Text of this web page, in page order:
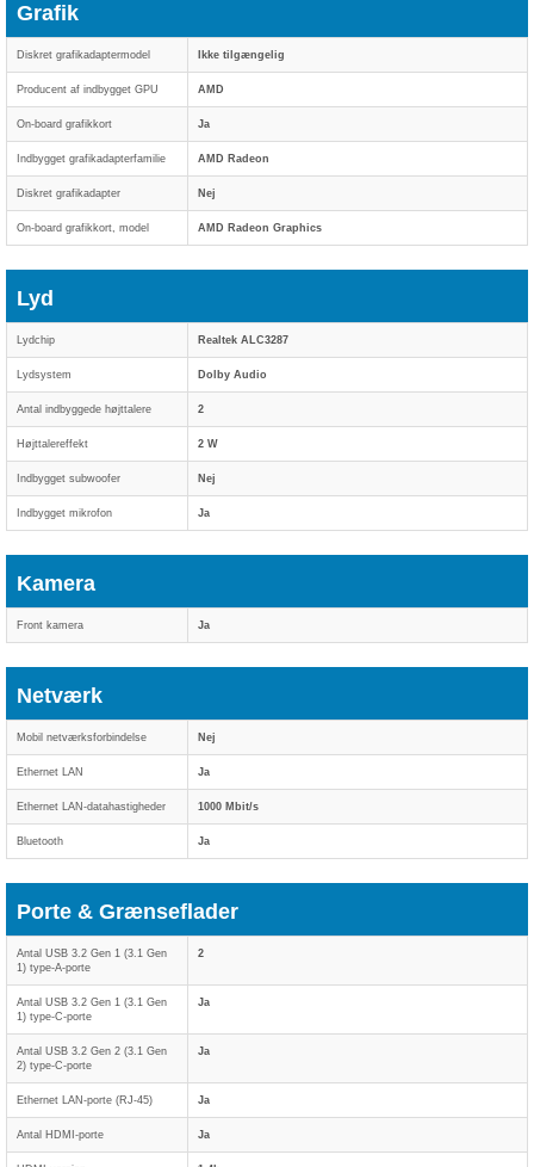
Grafik
Diskret grafikadaptermodel Ikke tilgængelig
Producent af indbygget GPU AMD
On-board grafikkort Ja
Indbygget grafikadapterfamilie AMD Radeon
Diskret grafikadapter Nej
On-board grafikkort, model AMD Radeon Graphics
Lyd
Lydchip Realtek ALC3287
Lydsystem Dolby Audio
Antal indbyggede højttalere 2
Højttalereffekt 2 W
Indbygget subwoofer Nej
Indbygget mikrofon Ja
Kamera
Front kamera Ja
Netværk
Mobil netværksforbindelse Nej
Ethernet LAN Ja
Ethernet LAN-datahastigheder 1000 Mbit/s
Bluetooth Ja
Porte & Grænseflader
Antal USB 3.2 Gen 1 (3.1 Gen
1) type-A-porte
2
Antal USB 3.2 Gen 1 (3.1 Gen
1) type-C-porte
Ja
Antal USB 3.2 Gen 2 (3.1 Gen
2) type-C-porte
Ja
Ethernet LAN-porte (RJ-45) Ja
Antal HDMI-porte Ja